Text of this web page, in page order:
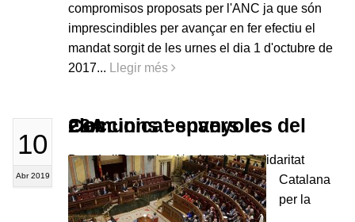
compromisos proposats per l'ANC ja que són
imprescindibles per avançar en fer efectiu el
mandat sorgit de les urnes el dia 1 d'octubre de
2017...
Llegir més
10
Abr 2019
Comunicat envers les eleccions espanyoles del 28A
Des de l'Executiva Nacional de Solidaritat
Catalana
per la